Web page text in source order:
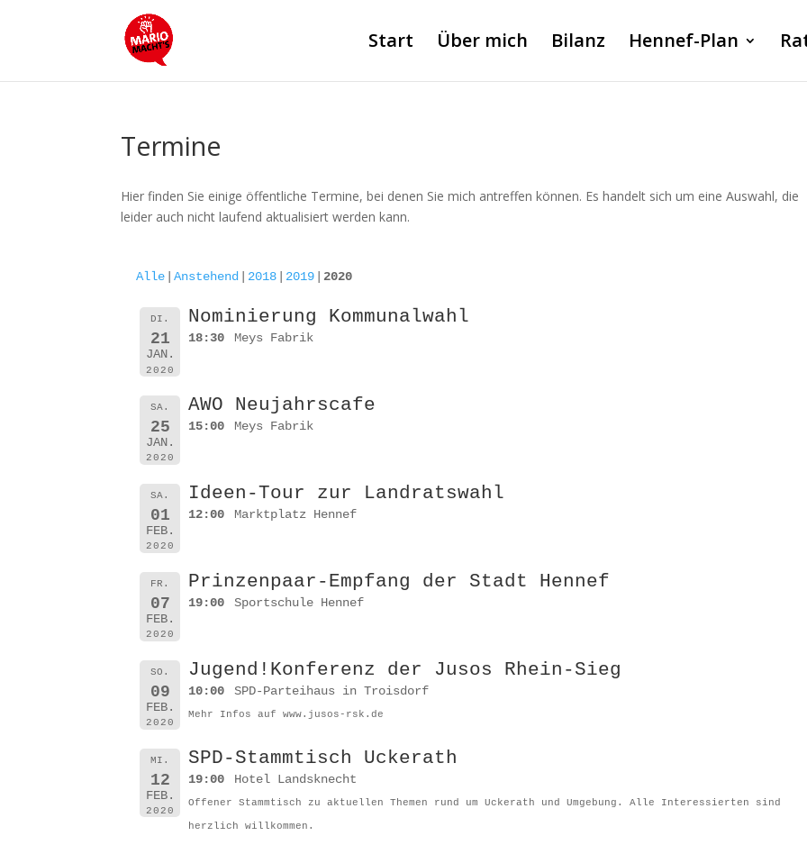
Start Über mich Bilanz Hennef-Plan
Termine
Hier finden Sie einige öffentliche Termine, bei denen Sie mich antreffen können. Es handelt sich um eine Auswahl, die
leider auch nicht laufend aktualisiert werden kann.
Alle Anstehend 2018 2019 2020
DI.
21
JAN.
2020
Nominierung Kommunalwahl
18:30 Meys Fabrik
SA.
25
JAN.
2020
AWO Neujahrscafe
15:00 Meys Fabrik
SA.
01
FEB.
2020
Ideen-Tour zur Landratswahl
12:00 Marktplatz Hennef
FR.
07
FEB.
2020
Prinzenpaar-Empfang der Stadt Hennef
19:00 Sportschule Hennef
SO.
09
FEB.
2020
Jugend!Konferenz der Jusos Rhein-Sieg
10:00 SPD-Parteihaus in Troisdorf
Mehr Infos auf www.jusos-rsk.de
MI.
12
FEB.
2020
SPD-Stammtisch Uckerath
19:00 Hotel Landsknecht
Offener Stammtisch zu aktuellen Themen rund um Uckerath und Umgebung. Alle Interessierten sind
herzlich willkommen.